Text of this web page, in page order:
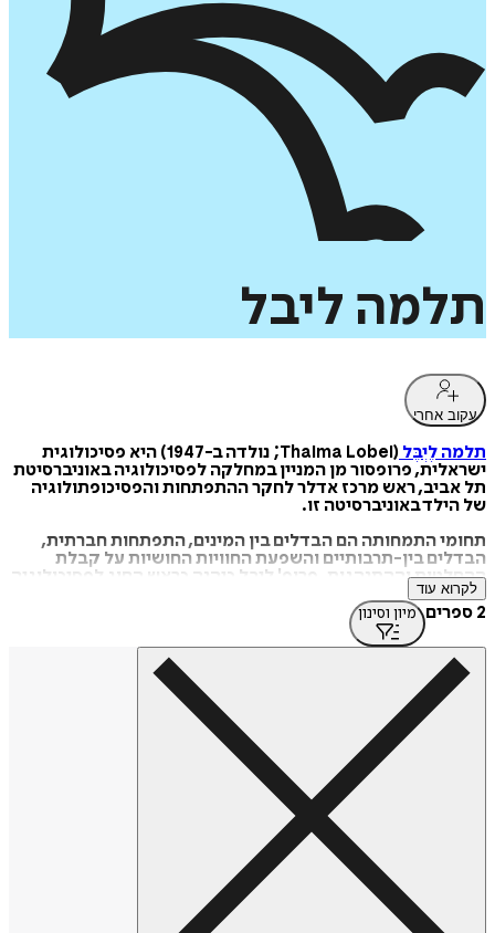
תלמה ליבל
עקוב אחרי
תלמה לֶיְבֶּל
(Thalma Lobel; נולדה ב-1947) היא פסיכולוגית
ישראלית, פרופסור מן המניין במחלקה לפסיכולוגיה באוניברסיטת
תל אביב, ראש מרכז אדלר לחקר ההתפתחות והפסיכופתולוגיה
של הילד באוניברסיטה זו.
תחומי התמחותה הם הבדלים בין המינים, התפתחות חברתית,
הבדלים בין-תרבותיים והשפעת החוויות החושיות על קבלת
ההחלטות וההתנהגות. פרופ' ליבל כיהנה כראש החוג לפסיכולוגיה
באוניברסיטת תל אביב, ולאחר מכן כדקאנית הסטודנטים של
תל אביב.
סיימון ושוסטר, אשר תורגם לשפות רבות בהן סינית, יפנית,
קוריאנית, רוסית, גרמנית, הולנדית, איטלקית, דנית, תאית ועוד.
בעברית נקרא הספר "כוס הקפה שגרמה לי להתאהב".
לקרוא עוד
2 ספרים מיון וסינון